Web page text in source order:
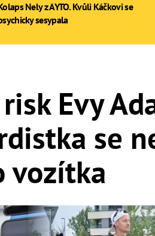
Evy
se
vozítka
Nely z AYTO. Kvůli Káčkovi se
sesypala